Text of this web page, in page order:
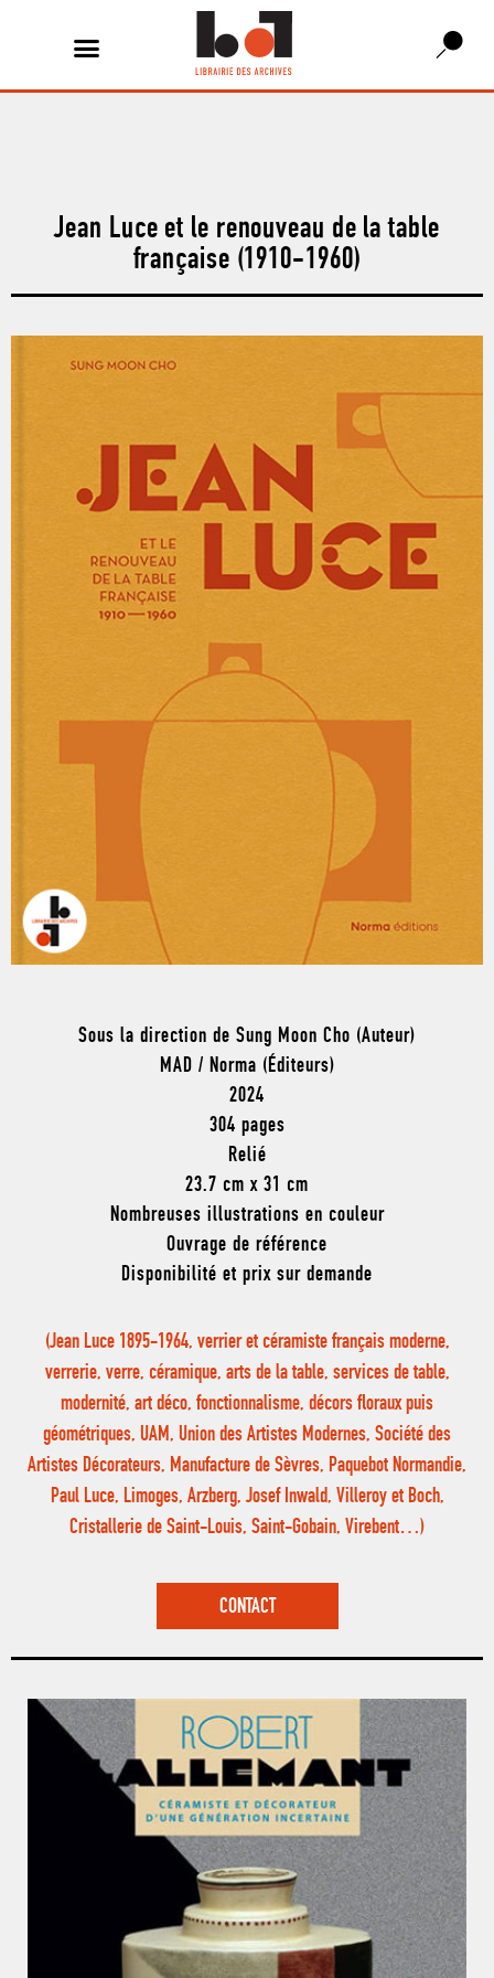
Jean Luce et le renouveau de la table
française (1910-1960)
Sous la direction de Sung Moon Cho (Auteur)
MAD / Norma (Éditeurs)
2024
304 pages
Relié
23.7 cm x 31 cm
Nombreuses illustrations en couleur
Ouvrage de référence
Disponibilité et prix sur demande
(Jean Luce 1895-1964, verrier et céramiste français moderne,
verrerie, verre, céramique, arts de la table, services de table,
modernité, art déco, fonctionnalisme, décors floraux puis
géométriques, UAM, Union des Artistes Modernes, Société des
Artistes Décorateurs, Manufacture de Sèvres, Paquebot Normandie,
Paul Luce, Limoges, Arzberg, Josef Inwald, Villeroy et Boch,
Cristallerie de Saint-Louis, Saint-Gobain, Virebent…)
CONTACT